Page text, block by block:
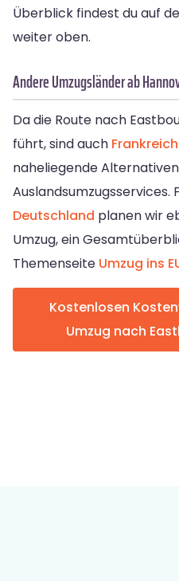
Überblick findest du auf
weiter oben.
Andere Umzugsländer ab
Da die Route nach
führt, sind auch Frankreich
naheliegende
Auslandsumzugsservices.
Deutschland planen wir
Umzug, ein
Themenseite Umzug ins
Kostenlosen
Umzug nach